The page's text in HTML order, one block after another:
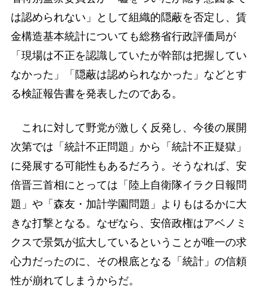
は認められない」として組織的隠蔽を否定し、賃
金構造基本統計についても総務省行政評価局が
「現場は不正を認識していたが幹部は把握してい
なかった」「隠蔽は認められなかった」などとす
る検証報告書を発表したのである。
これに対して野党が激しく反発し、今後の展開
次第では「統計不正問題」から「統計不正疑獄」
に発展する可能性もあるだろう。そうなれば、安
倍晋三首相にとっては「陸上自衛隊イラク日報問
題」や「森友・加計学園問題」よりもはるかに大
きな打撃となる。なぜなら、安倍政権はアベノミ
クスで景気が拡大しているということが唯一の求
心力だったのに、その根底となる「統計」の信頼
性が崩れてしまうからだ。